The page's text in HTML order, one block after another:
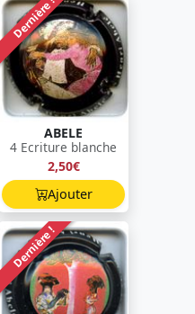
Dernière !
ABELE
4 Ecriture blanche
2,50€
Ajouter
Dernière !